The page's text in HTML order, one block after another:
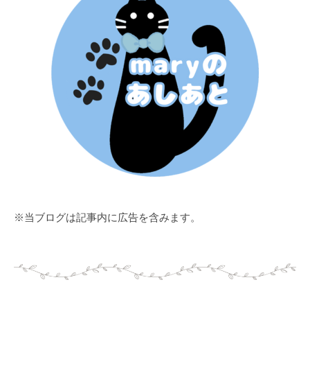
※当ブログは記事内に広告を含みます。